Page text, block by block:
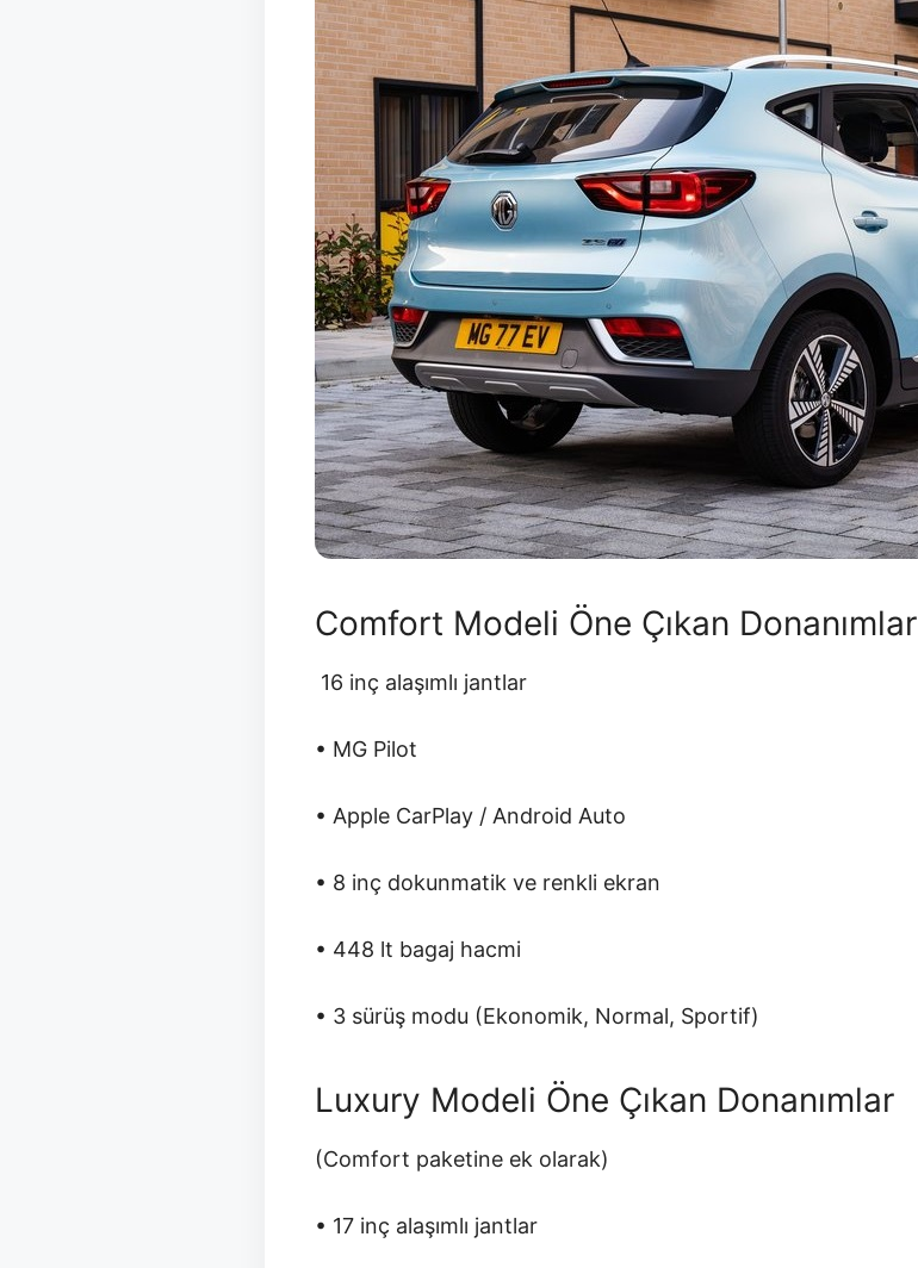
Comfort Modeli Öne Çıkan Donanımlar
16 inç alaşımlı jantlar
• MG Pilot
• Apple CarPlay / Android Auto
• 8 inç dokunmatik ve renkli ekran
• 448 lt bagaj hacmi
• 3 sürüş modu (Ekonomik, Normal, Sportif)
Luxury Modeli Öne Çıkan Donanımlar
(Comfort paketine ek olarak)
• 17 inç alaşımlı jantlar